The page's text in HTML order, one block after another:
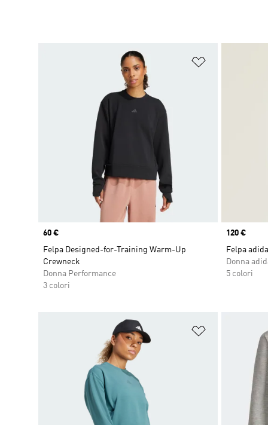
Aggiungi alla
Price
60 €
Felpa Designed-for-Training Warm-Up
Crewneck
Donna Performance
3 colori
Price
120 €
Felpa
Donna
5 colori
Aggiungi